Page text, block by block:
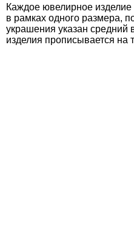
Каждое ювелирное
в рамках одного размера,
украшения указан средний
изделия прописывается на